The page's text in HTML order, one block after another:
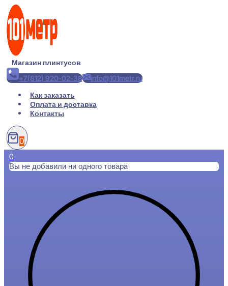
Перейти
содержимому
Магазин плинтусов
+7(812) 920-02-38
info@101metr.ru
Как заказать
Оплата и доставка
Контакты
0
0
Вы не добавили ни одного товара